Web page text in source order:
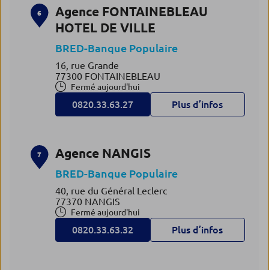
6
Agence FONTAINEBLEAU
HOTEL DE VILLE
BRED-Banque Populaire
16, rue Grande
77300 FONTAINEBLEAU
Fermé aujourd'hui
0820.33.63.27 Plus d’infos
7 Agence NANGIS
BRED-Banque Populaire
40, rue du Général Leclerc
77370 NANGIS
Fermé aujourd'hui
0820.33.63.32 Plus d’infos